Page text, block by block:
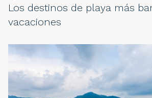
Los destinos de playa más
vacaciones